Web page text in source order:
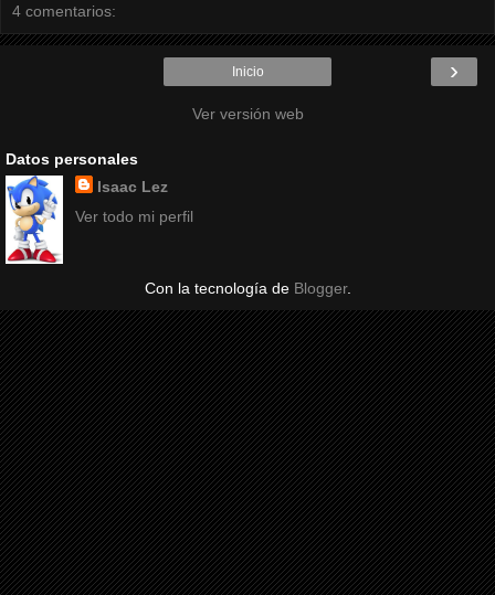
4 comentarios:
›
Inicio
Ver versión web
Datos personales
Isaac Lez
Ver todo mi perfil
Con la tecnología de Blogger.